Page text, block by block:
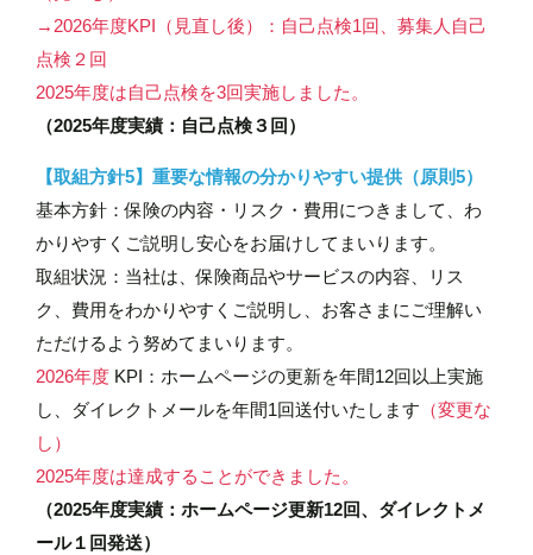
→2026年度KPI（見直し後）：自己点検1回、募集人自己
点検２回
2025年度は自己点検を3回実施しました。
（2025年度実績：自己点検３回）
【取組方針5】重要な情報の分かりやすい提供（原則5）
基本方針：保険の内容・リスク・費用につきまして、わ
かりやすくご説明し安心をお届けしてまいります。
取組状況：当社は、保険商品やサービスの内容、リス
ク、費用をわかりやすくご説明し、お客さまにご理解い
ただけるよう努めてまいります。
2026年度 KPI：ホームページの更新を年間12回以上実施
し、ダイレクトメールを年間1回送付いたします （変更な
し）
2025年度は達成することができました。
（2025年度実績：ホームページ更新12回、ダイレクトメ
ール１回発送）